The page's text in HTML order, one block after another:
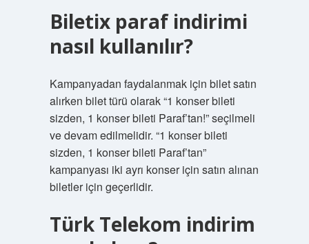
Biletix paraf indirimi
nasıl kullanılır?
Kampanyadan faydalanmak için bilet satın
alırken bilet türü olarak “1 konser bileti
sizden, 1 konser bileti Paraf’tan!” seçilmeli
ve devam edilmelidir. “1 konser bileti
sizden, 1 konser bileti Paraf’tan”
kampanyası iki ayrı konser için satın alınan
biletler için geçerlidir.
Türk Telekom indirim